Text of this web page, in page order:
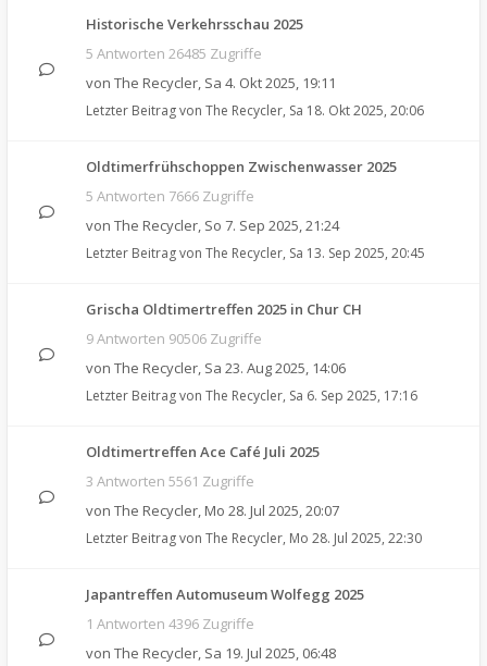
Historische Verkehrsschau 2025
5 Antworten 26485 Zugriffe
von The Recycler, Sa 4. Okt 2025, 19:11
Letzter Beitrag von The Recycler, Sa 18. Okt 2025, 20:06
Oldtimerfrühschoppen Zwischenwasser 2025
5 Antworten 7666 Zugriffe
von The Recycler, So 7. Sep 2025, 21:24
Letzter Beitrag von The Recycler, Sa 13. Sep 2025, 20:45
Grischa Oldtimertreffen 2025 in Chur CH
9 Antworten 90506 Zugriffe
von The Recycler, Sa 23. Aug 2025, 14:06
Letzter Beitrag von The Recycler, Sa 6. Sep 2025, 17:16
Oldtimertreffen Ace Café Juli 2025
3 Antworten 5561 Zugriffe
von The Recycler, Mo 28. Jul 2025, 20:07
Letzter Beitrag von The Recycler, Mo 28. Jul 2025, 22:30
Japantreffen Automuseum Wolfegg 2025
1 Antworten 4396 Zugriffe
von The Recycler, Sa 19. Jul 2025, 06:48